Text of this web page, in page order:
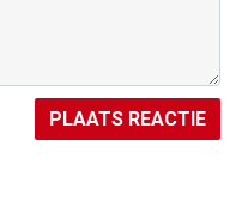
PLAATS REACTIE